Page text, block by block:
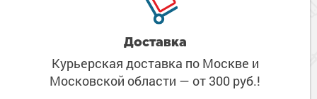
Доставка
Курьерская доставка по Москве и
Московской области — от 300 руб.!